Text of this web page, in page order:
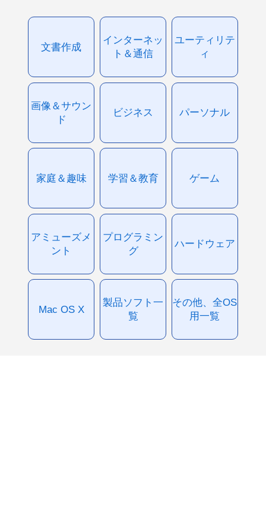
文書作成
インターネッ
ト＆通信
ユーティリテ
ィ
画像＆サウン
ド
ビジネス パーソナル
家庭＆趣味 学習＆教育 ゲーム
アミューズメ
ント
プログラミン
グ
ハードウェア
Mac OS X
製品ソフト一
覧
その他、全OS
用一覧